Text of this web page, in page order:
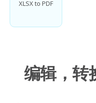
XLSX to PDF
编辑，转